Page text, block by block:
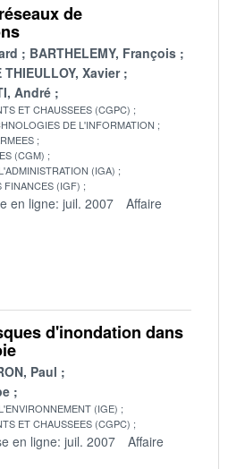
de
BARTHELEMY, François
THIEULLOY, Xavier
André
ET CHAUSSEES (CGPC)
DE L'INFORMATION
(CGM)
(IGA)
FINANCES (IGF)
en ligne: juil. 2007
Affaire
d'inondation dans
Paul
(IGE)
ET CHAUSSEES (CGPC)
en ligne: juil. 2007
Affaire